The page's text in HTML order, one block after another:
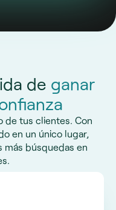
de ganar
de tus clientes. Con
en un único lugar,
más búsquedas en